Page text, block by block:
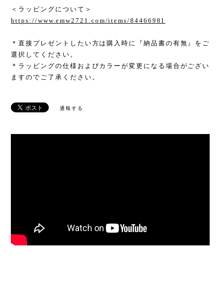
＜ラッピングについて＞
https://www.emw2721.com/items/84466981
＊直接プレゼントしたい方は購入時に『納品書の有無』をご
選択してください。
＊ラッピングの仕様およびカラーが変更になる場合がござい
ますのでご了承ください。
通報する